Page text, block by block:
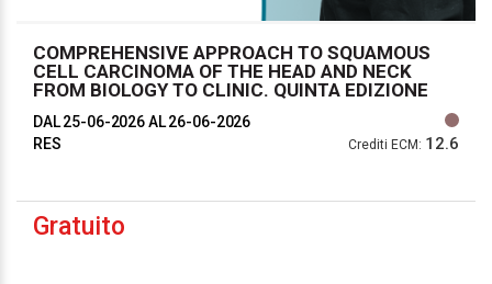
COMPREHENSIVE APPROACH TO SQUAMOUS
CELL CARCINOMA OF THE HEAD AND NECK
FROM BIOLOGY TO CLINIC. QUINTA EDIZIONE
DAL 25-06-2026AL 26-06-2026
RES
Crediti ECM: 12.6
Gratuito